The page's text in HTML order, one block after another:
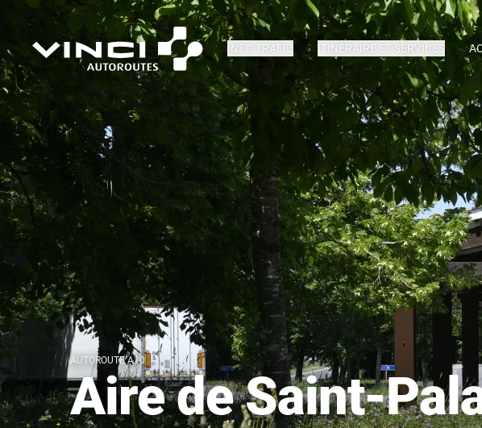
INFO TRAFIC ITINÉRAIRE ET SERVICES
AUTOROUTE A10
Aire de Saint-